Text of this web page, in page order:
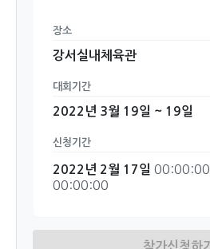
장소
강서실내체육관
대회기간
2022년 3월 19일 ~ 19일
신청기간
2022년 2월 17일 00:00:00
00:00:00